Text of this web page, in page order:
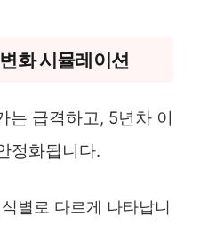
화 시뮬레이션
는 급격하고, 5년차 이
정화됩니다.
별로 다르게 나타납니